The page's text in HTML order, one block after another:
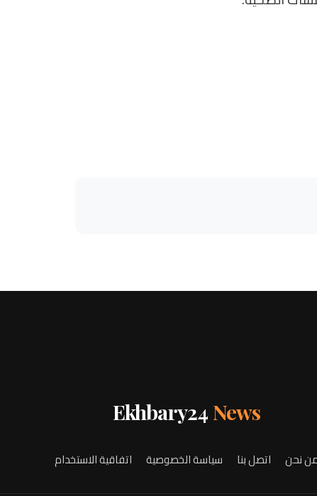
Ekhbary24 News
نحن اتصل بنا سياسة الخصوصية اتفاقية الاستخدام